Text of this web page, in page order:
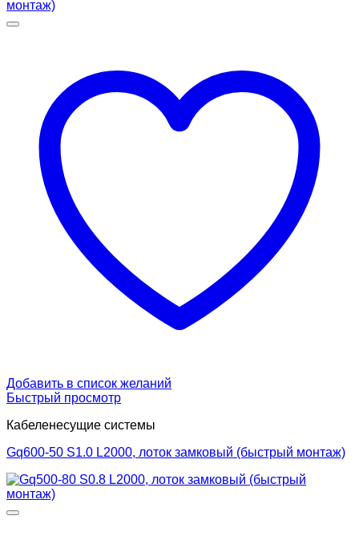
Добавить в список желаний
Быстрый просмотр
Кабеленесущие системы
Gq600-50 S1.0 L2000, лоток замковый (быстрый монтаж)